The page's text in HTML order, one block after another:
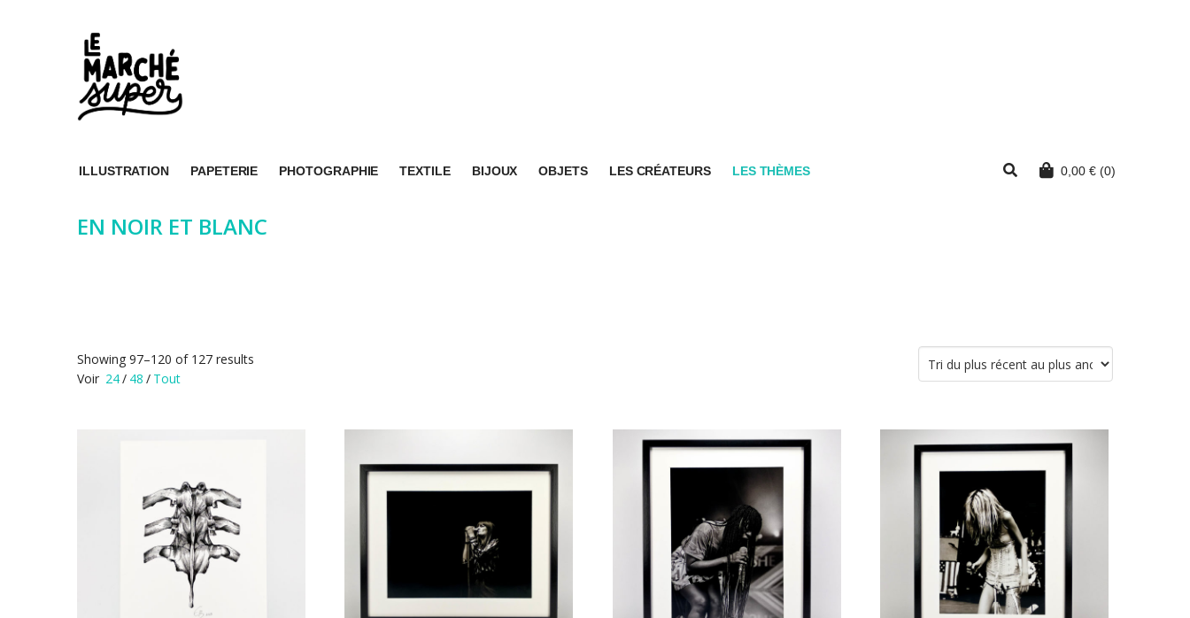
ILLUSTRATION PAPETERIE PHOTOGRAPHIE TEXTILE BIJOUX OBJETS LES CRÉATEURS LES THÈMES 0,00 € (0)
EN NOIR ET BLANC
Showing 97–120 of 127 results
Voir 24/ 48 / Tout